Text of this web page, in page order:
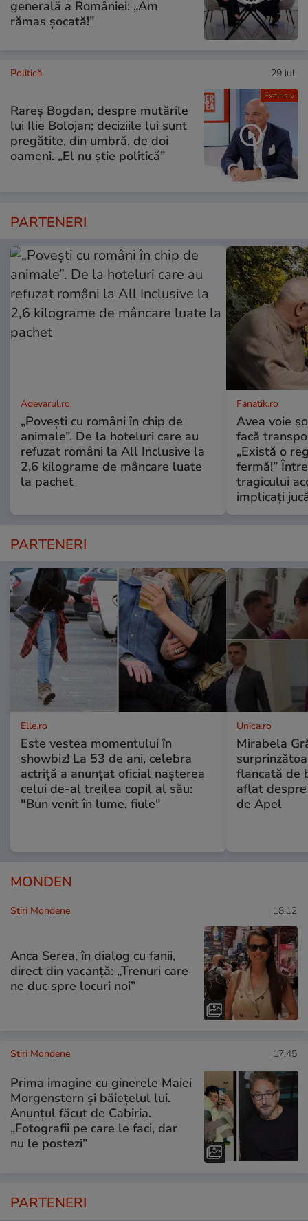
generală a României: „Am
rămas șocată!”
Exclusiv
Politică 29 iul.
Rareș Bogdan, despre mutările
lui Ilie Bolojan: deciziile lui sunt
pregătite, din umbră, de doi
oameni. „El nu știe politică”
PARTENERI
Adevarul.ro
„Povești cu români în chip de
animale”. De la hoteluri care au
refuzat români la All Inclusive la
2,6 kilograme de mâncare luate
la pachet
Fanatik.ro
Avea voie
facă
„Există o
fermă!”
tragicului
implicați
PARTENERI
Elle.ro
Este vestea momentului în
showbiz! La 53 de ani, celebra
actriță a anunțat oficial nașterea
celui de-al treilea copil al său:
"Bun venit în lume, fiule"
Unica.ro
Mirabela
flancată de
aflat
de Apel
MONDEN
Stiri Mondene 18:12
Anca Serea, în dialog cu fanii,
direct din vacanță: „Trenuri care
ne duc spre locuri noi”
Stiri Mondene 17:45
Prima imagine cu ginerele Maiei
Morgenstern și băiețelul lui.
Anunțul făcut de Cabiria.
„Fotografii pe care le faci, dar
nu le postezi”
PARTENERI